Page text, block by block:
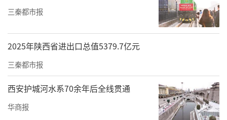
三秦都市报
2025年陕西省进出口总值5379.7亿元
三秦都市报
西安护城河水系70余年后全线贯通
华商报